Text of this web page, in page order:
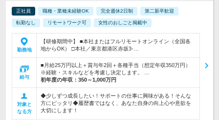
正社員 職種・業種未経験OK 完全週休2日制 第二新卒歓迎
転勤なし リモートワーク可 女性のおしごと掲載中
勤務地
【研修期間中】 ■本社またはフルリモートオンライン（全国各
地からOK） □本社／東京都港区赤坂3-…
給与
■月給25万円以上＋賞与年2回＋各種手当（想定年収350万円）
※経験・スキルなどを考慮し決定します。 …
初年度の年収： 350～1,000万円
対象と
なる方
◆少しずつ成長したい！サポートの仕事に興味がある！そんな
方にピッタリ◆履歴書ではなく、あなた自身の向上心や意欲を
大切にします！